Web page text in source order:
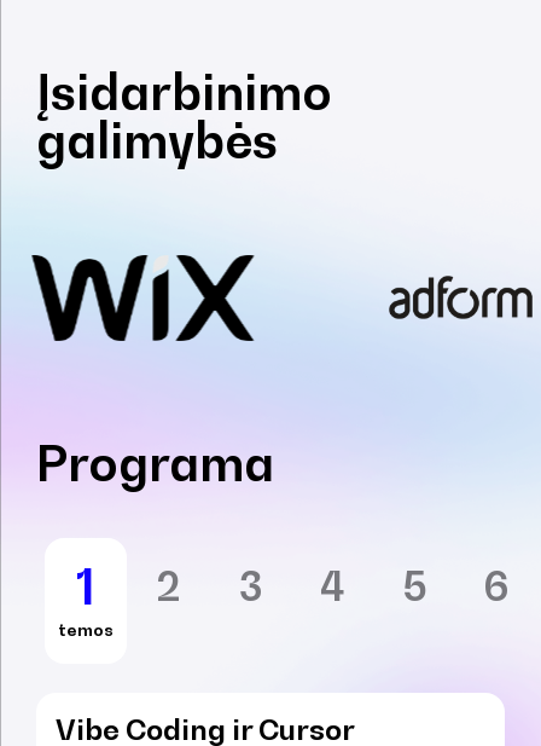
Įsidarbinimo
galimybės
Programa
1
temos
2 3 4 5 6
Vibe Coding ir Cursor